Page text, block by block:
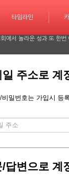
타임라인
카테고리
…학습 계획도 인공지능
가다 2026-06-26
에서 놀라운 성과 또 한번
긴급 대피 소동
가다 2026-06-26
주소로 계
비밀번호는 가입시 등
답변으로 계